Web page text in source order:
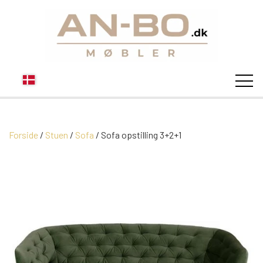
STUEN
MODUL SOFA DALLAS
SOFABORDE
VITRINER
SOVEVÆRELSE
Forside Stuen Sofa Sofa opstilling 3+2+1